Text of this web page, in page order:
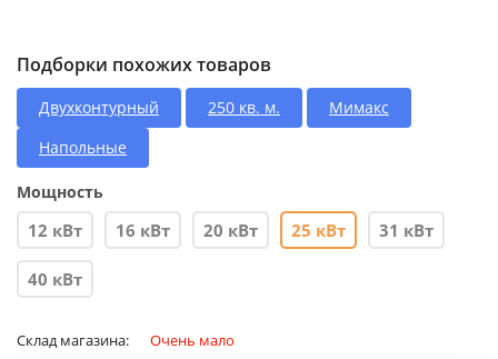
Подборки похожих товаров
Двухконтурный 250 кв. м.
Мимакс
Напольные
Мощность
12 кВт 16 кВт 20 кВт 25 кВт 31 кВт
40 кВт
Склад магазина: Очень мало